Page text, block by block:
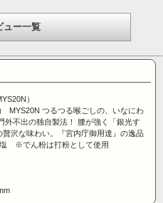
ュー一覧
）
つるつる喉ごしの、いなにわ
不出の独自製法！ 腰が強く「銀光す
沢な味わい。『宮内庁御用達』の逸品
塩 ※でん粉は打粉として使用